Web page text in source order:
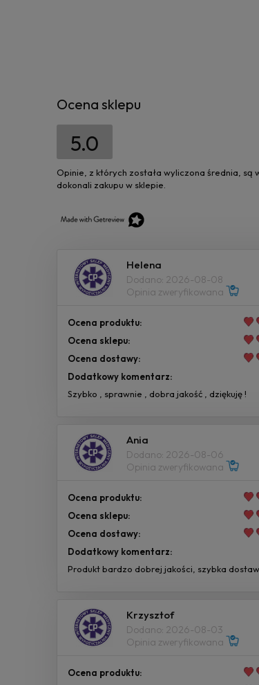
Ocena sklepu
5.0
Opinie, z których została wyliczona średnia,
dokonali zakupu w sklepie.
Helena
Dodano: 2026-08-08
Opinia zweryfikowana
Ocena produktu:
Ocena sklepu:
Ocena dostawy:
Dodatkowy komentarz:
Szybko , sprawnie , dobra jakość , dziękuję !
Ania
Dodano: 2026-08-06
Opinia zweryfikowana
Ocena produktu:
Ocena sklepu:
Ocena dostawy:
Dodatkowy komentarz:
Produkt bardzo dobrej jakości, szybka
Krzysztof
Dodano: 2026-08-03
Opinia zweryfikowana
Ocena produktu: